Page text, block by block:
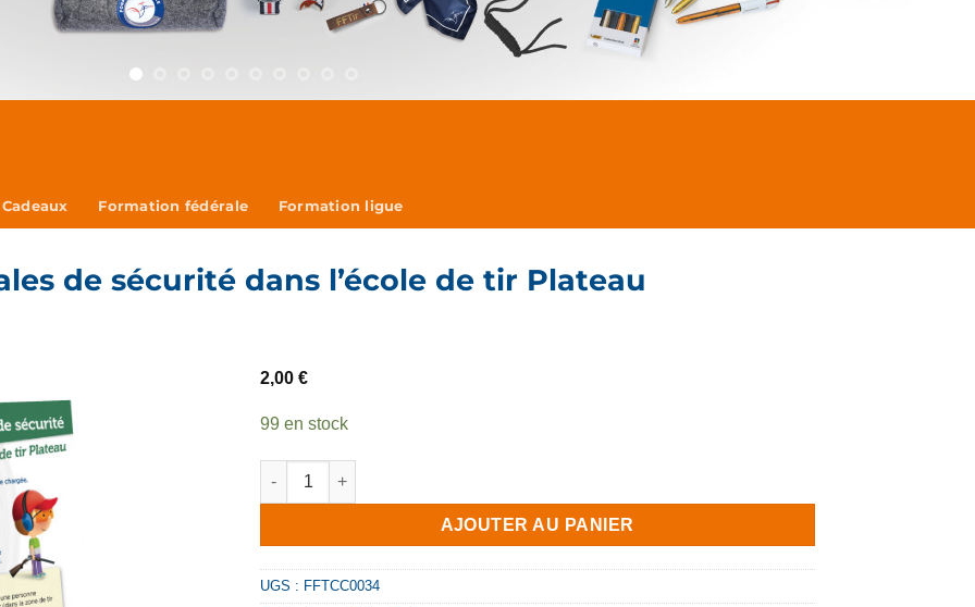
Cadeaux Formation fédérale Formation ligue
de sécurité dans l’école de tir Plateau
2,00 €
99 en stock
quantité de Affiche Règles générales de sécurité dans l’école de tir Plateau
AJOUTER AU PANIER
UGS : FFTCC0034